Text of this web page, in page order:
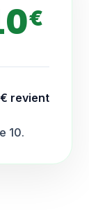
€
revient
10.